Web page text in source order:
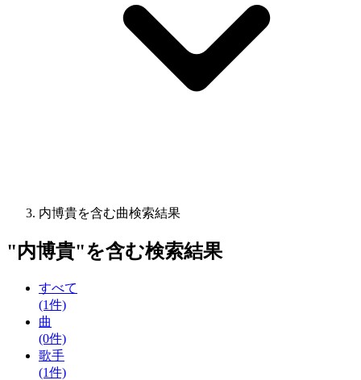
内博貴を含む曲検索結果
"内博貴"を含む検索結果
すべて
(1件)
曲
(0件)
歌手
(1件)